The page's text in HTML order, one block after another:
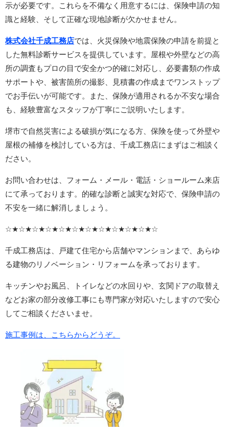
示が必要です。これらを不備なく用意するには、保険申請の知
識と経験、そして正確な現地診断が欠かせません。
株式会社千成工務店では、火災保険や地震保険の申請を前提と
した無料診断サービスを提供しています。屋根や外壁などの高
所の調査もプロの目で安全かつ的確に対応し、必要書類の作成
サポートや、被害箇所の撮影、見積書の作成までワンストップ
でお手伝いが可能です。また、保険が適用されるか不安な場合
も、経験豊富なスタッフが丁寧にご説明いたします。
堺市で自然災害による破損が気になる方、保険を使って外壁や
屋根の補修を検討している方は、千成工務店にまずはご相談く
ださい。
お問い合わせは、フォーム・メール・電話・ショールーム来店
にて承っております。的確な診断と誠実な対応で、保険申請の
不安を一緒に解消しましょう。
☆★☆★☆★☆★☆★☆★☆★☆★☆★☆★☆★☆
千成工務店は、戸建て住宅から店舗やマンションまで、あらゆ
る建物のリノベーション・リフォームを承っております。
キッチンやお風呂、トイレなどの水回りや、玄関ドアの取替え
などお家の部分改修工事にも専門家が対応いたしますので安心
してご相談くださいませ。
施工事例は、こちらからどうぞ。